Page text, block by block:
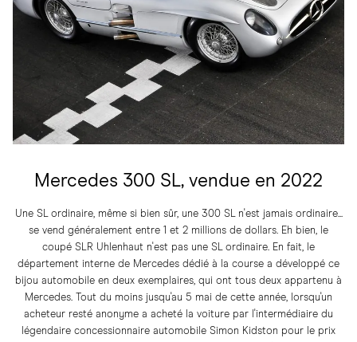
Mercedes 300 SL, vendue en 2022
Une SL ordinaire, même si bien sûr, une 300 SL n'est jamais ordinaire...
se vend généralement entre 1 et 2 millions de dollars. Eh bien, le
coupé SLR Uhlenhaut n'est pas une SL ordinaire. En fait, le
département interne de Mercedes dédié à la course a développé ce
bijou automobile en deux exemplaires, qui ont tous deux appartenu à
Mercedes. Tout du moins jusqu'au 5 mai de cette année, lorsqu'un
acheteur resté anonyme a acheté la voiture par l'intermédiaire du
légendaire concessionnaire automobile Simon Kidston pour le prix